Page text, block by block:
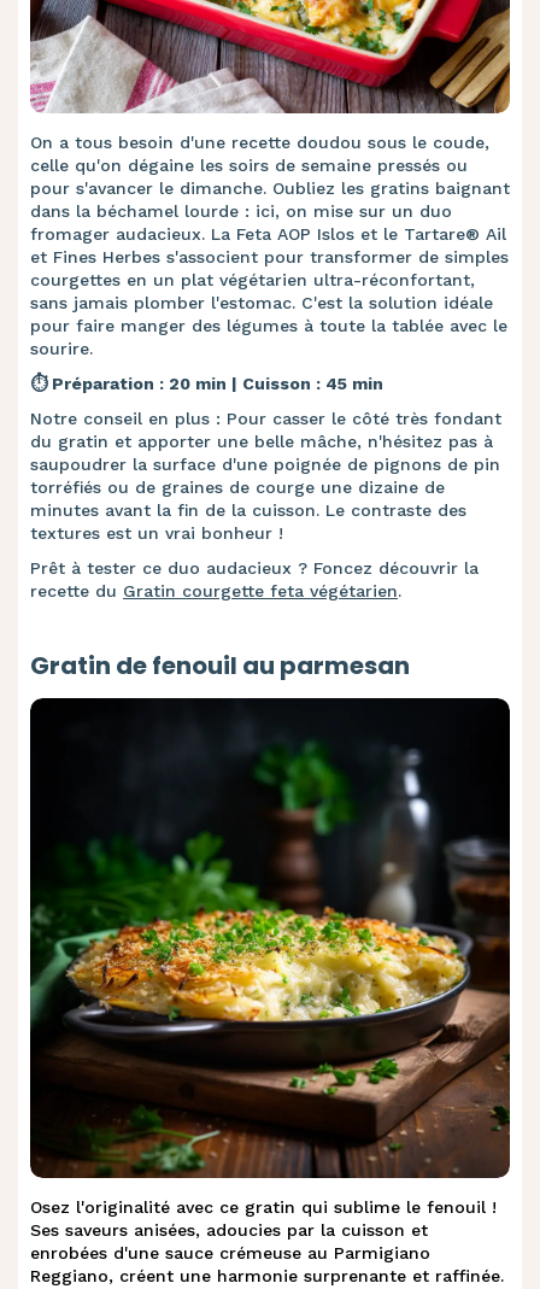
On a tous besoin d'une recette doudou sous le coude,
celle qu'on dégaine les soirs de semaine pressés ou
pour s'avancer le dimanche. Oubliez les gratins baignant
dans la béchamel lourde : ici, on mise sur un duo
fromager audacieux. La Feta AOP Islos et le Tartare® Ail
et Fines Herbes s'associent pour transformer de simples
courgettes en un plat végétarien ultra-réconfortant,
sans jamais plomber l'estomac. C'est la solution idéale
pour faire manger des légumes à toute la tablée avec le
sourire.
⏱️ Préparation : 20 min | Cuisson : 45 min
Notre conseil en plus : Pour casser le côté très fondant
du gratin et apporter une belle mâche, n'hésitez pas à
saupoudrer la surface d'une poignée de pignons de pin
torréfiés ou de graines de courge une dizaine de
minutes avant la fin de la cuisson. Le contraste des
textures est un vrai bonheur !
Prêt à tester ce duo audacieux ? Foncez découvrir la
recette du Gratin courgette feta végétarien.
Gratin de fenouil au parmesan
Osez l'originalité avec ce gratin qui sublime le fenouil !
Ses saveurs anisées, adoucies par la cuisson et
enrobées d'une sauce crémeuse au Parmigiano
Reggiano, créent une harmonie surprenante et raffinée.